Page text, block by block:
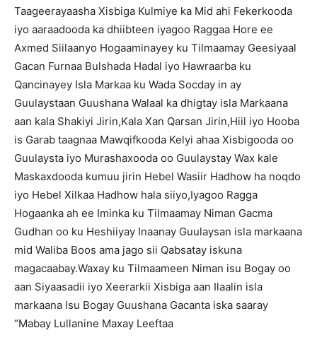
Taageerayaasha Xisbiga Kulmiye ka Mid ahi Fekerkooda
iyo aaraadooda ka dhiibteen iyagoo Raggaa Hore ee
Axmed Siilaanyo Hogaaminayey ku Tilmaamay Geesiyaal
Gacan Furnaa Bulshada Hadal iyo Hawraarba ku
Qancinayey Isla Markaa ku Wada Socday in ay
Guulaystaan Guushana Walaal ka dhigtay isla Markaana
aan kala Shakiyi Jirin,Kala Xan Qarsan Jirin,Hiil iyo Hooba
is Garab taagnaa Mawqifkooda Kelyi ahaa Xisbigooda oo
Guulaysta iyo Murashaxooda oo Guulaystay Wax kale
Maskaxdooda kumuu jirin Hebel Wasiir Hadhow ha noqdo
iyo Hebel Xilkaa Hadhow hala siiyo,Iyagoo Ragga
Hogaanka ah ee Iminka ku Tilmaamay Niman Gacma
Gudhan oo ku Heshiiyay Inaanay Guulaysan isla markaana
mid Waliba Boos ama jago sii Qabsatay iskuna
magacaabay.Waxay ku Tilmaameen Niman isu Bogay oo
aan Siyaasadii iyo Xeerarkii Xisbiga aan Ilaalin isla
markaana Isu Bogay Guushana Gacanta iska saaray
“Mabay Lullanine Maxay Leeftaa